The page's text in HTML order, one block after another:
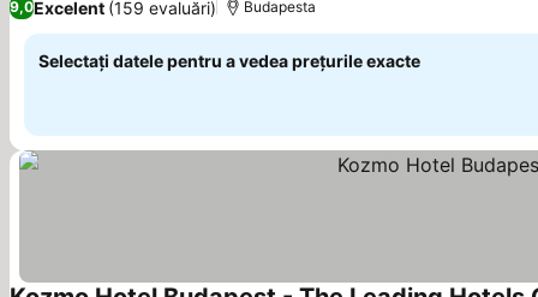
9,0Excelent (159 evaluări) Budapesta
Selectați datele pentru a vedea prețurile exacte